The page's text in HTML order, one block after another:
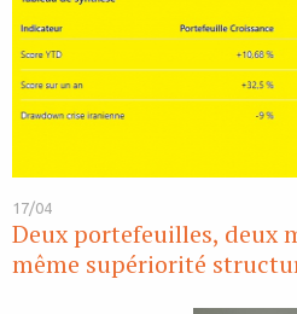
17/04
Deux portefeuilles, deux
même supériorité